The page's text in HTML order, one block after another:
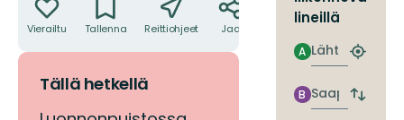
Vierailtu Tallenna Reittiohjeet Jaa
Tällä hetkellä
lineillä
Lähtö
A
Etsi
pysäkki
Saapuminen
B
Vaihda